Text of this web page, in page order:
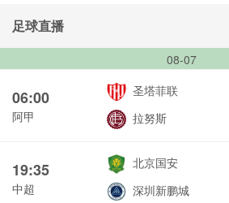
足球直播
08-07
06:00
阿甲
圣塔菲联
拉努斯
19:35
中超
北京国安
深圳新鹏城